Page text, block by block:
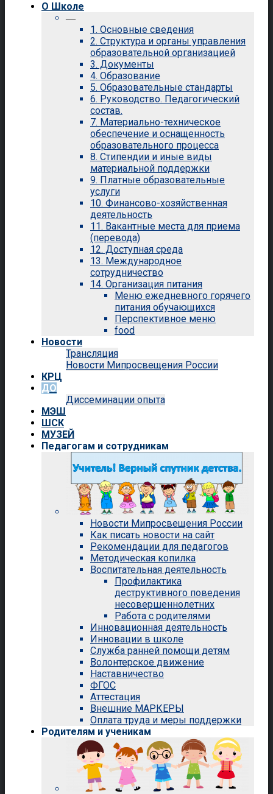
О Школе
—
1. Основные сведения
2. Структура и органы управления
образовательной организацией
3. Документы
4. Образование
5. Образовательные стандарты
6. Руководство. Педагогический
состав.
7. Материально-техническое
обеспечение и оснащенность
образовательного процесса
8. Стипендии и иные виды
материальной поддержки
9. Платные образовательные
услуги
10. Финансово-хозяйственная
деятельность
11. Вакантные места для приема
(перевода)
12. Доступная среда
13. Международное
сотрудничество
14. Организация питания
Меню ежедневного горячего
питания обучающихся
Перспективное меню
food
Новости
Трансляция
Новости Мипросвещения России
КРЦ
ДО
Диссеминации опыта
МЭШ
ШСК
МУЗЕЙ
Педагогам и сотрудникам
Новости Мипросвещения России
Как писать новости на сайт
Рекомендации для педагогов
Методическая копилка
Воспитательная деятельность
Профилактика
деструктивного поведения
несовершеннолетних
Работа с родителями
Инновационная деятельность
Инновации в школе
Служба ранней помощи детям
Волонтерское движение
Наставничество
ФГОС
Аттестация
Внешние МАРКЕРЫ
Оплата труда и меры поддержки
Родителям и ученикам